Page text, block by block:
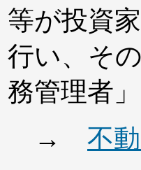
等が投資
行い、そ
務管理者
→ 不